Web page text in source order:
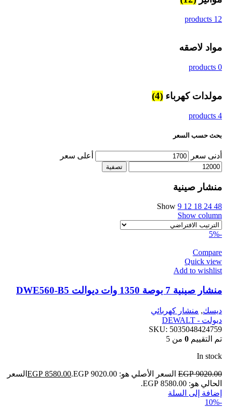
12 products
مواد لاصقه
0 products
مولدات كهرباء (4)
4 products
بحث حسب السعر
أدنى سعر أعلى سعر
تصفية
منشار صينية
Show 9 12 18 24 48
Show column
-5%
Compare
Quick view
Add to wishlist
منشار صينية 7 بوصة 1350 وات ديوالت DWE560-B5
ديسك, منشار كهربائي
ديولت - DEWALT
SKU: 5035048424759
تم التقييم 0 من 5
In stock
EGP9020.00 السعر الأصلي هو: EGP 9020.00. EGP 8580.00
السعر
الحالي هو: EGP 8580.00.
إضافة إلى السلة
-10%